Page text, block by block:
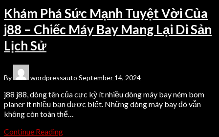
Khám Phá Sức Mạnh Tuyệt Vời Của
j88 – Chiếc Máy Bay Mang Lại Di Sản
Lịch Sử
By wordpressauto September 14, 2024
j88 j88, dòng tên của cực kỳ ít nhiều dòng máy bay ném bom
planer ít nhiều bạn được biết. Những dòng máy bay đó vẫn
không còn toàn thể…
Continue Reading